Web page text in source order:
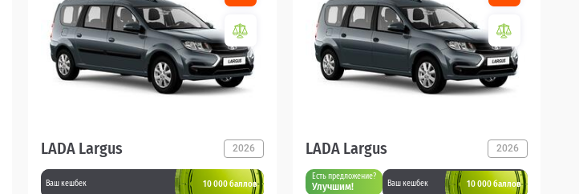
LADA Largus 2026
Ваш кешбек 10 000 баллов
LADA Largus 2026
Есть предложение?
Улучшим! Ваш кешбек 10 000 баллов